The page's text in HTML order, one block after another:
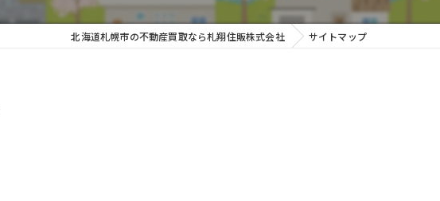
北海道札幌市の不動産買取なら札翔住販株式会社 サイトマップ